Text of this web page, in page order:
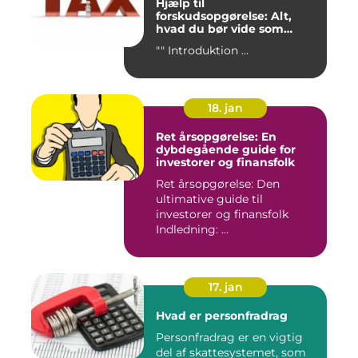
Hjælp til
forskudsopgørelse: Alt,
hvad du bør vide som
"" Introduktion ...
18. jan
Ret årsopgørelse: En
dybdegående guide for
investorer og finansfolk
Ret årsopgørelse: Den
ultimative guide til
investorer og finansfolk
Indledning: ...
17. jan
Hvad er personfradrag
Personfradrag er en vigtig
del af skattesystemet, som